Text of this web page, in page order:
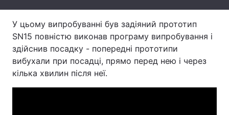
Послуги
У цьому випробуванні був задіяний прототип
SN15 повністю виконав програму випробування і
здійснив посадку - попередні прототипи
вибухали при посадці, прямо перед нею і через
кілька хвилин після неї.